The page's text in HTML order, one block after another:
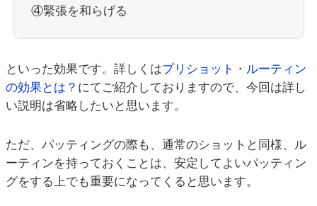
④緊張を和らげる
といった効果です。詳しくはプリショット・ルーティン
の効果とは？ にてご紹介しておりますので、今回は詳し
い説明は省略したいと思います。
ただ、パッティングの際も、通常のショットと同様、ル
ーティンを持っておくことは、安定してよいパッティン
グをする上でも重要になってくると思います。